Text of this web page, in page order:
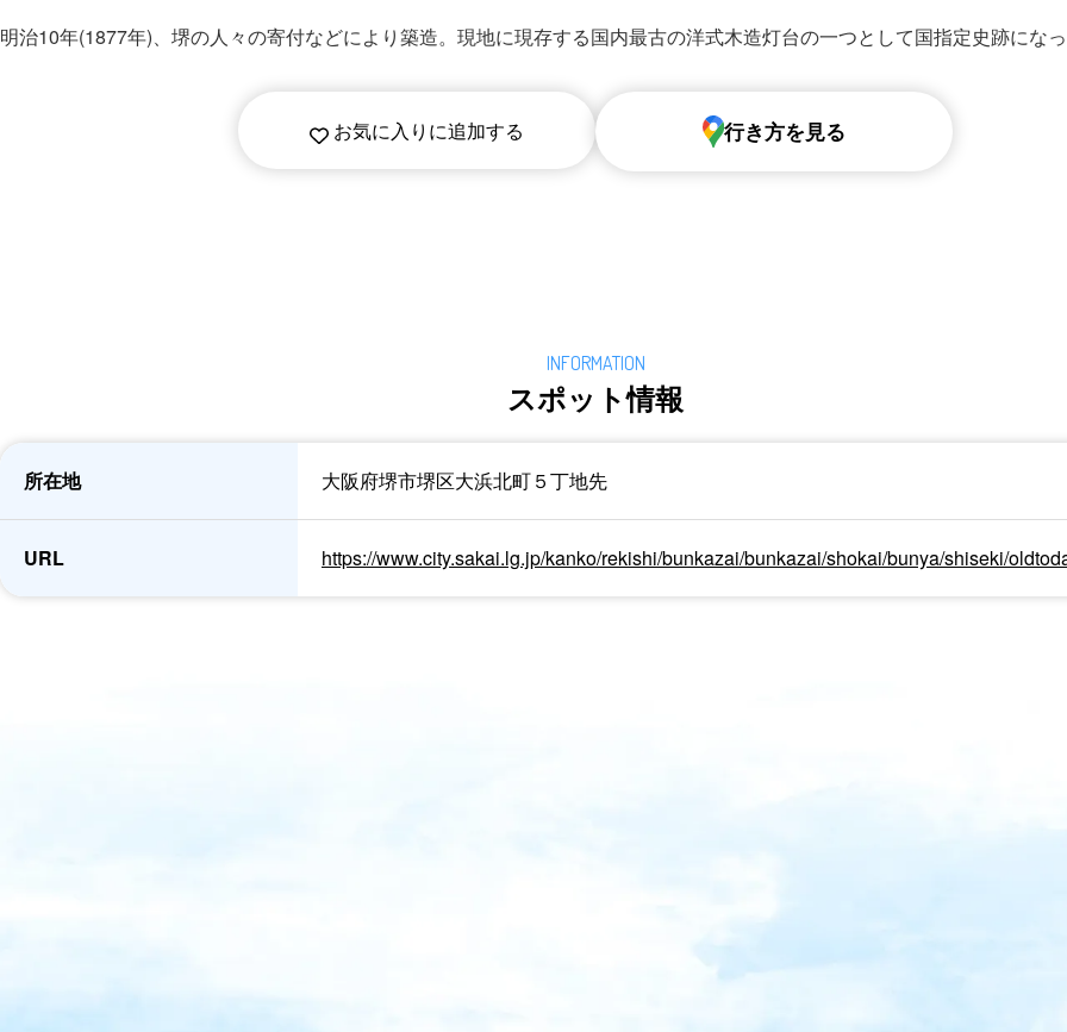
明治10年(1877年)、堺の⼈々の寄付などにより築造。現地に現存する国内最古の洋式⽊造灯台の⼀つとして国指定史跡になっ
お気に入りに追加する 行き方を見る
スポット情報
所在地 大阪府堺市堺区大浜北町５丁地先
URL https://www.city.sakai.lg.jp/kanko/rekishi/bunkazai/bunkazai/shokai/bunya/shiseki/